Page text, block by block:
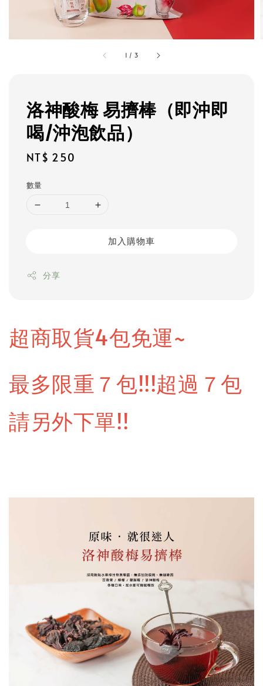
1 / 3
洛神酸梅 易擠棒（即沖即
喝/沖泡飲品）
Regular
NT$ 250
數量
加入購物車
分享
超商取貨4包免運~
最多限重７包!!!超過７包
請另外下單!!